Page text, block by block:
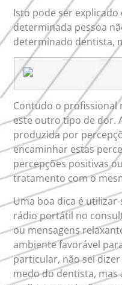
Isto pode ser
determinada pessoa
determinado dentista,
Contudo o profissional
este outro tipo de dor.
produzida por
encaminhar estas
percepções positivas
tratamento com o
Uma boa dica é
rádio portátil no
ou mensagens
ambiente favorável
particular, não sei
medo do dentista, mas